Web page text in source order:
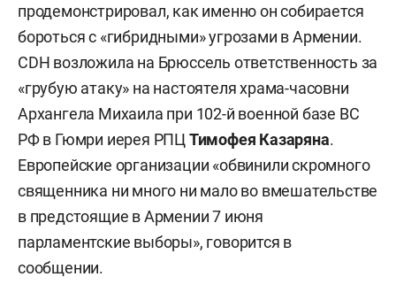
продемонстрировал, как именно он собирается
бороться с «гибридными» угрозами в Армении.
CDH возложила на Брюссель ответственность за
«грубую атаку» на настоятеля храма-часовни
Архангела Михаила при 102-й военной базе ВС
РФ в Гюмри иерея РПЦТимофея Казаряна.
Европейские организации «обвинили скромного
священника ни много ни мало во вмешательстве
в предстоящие в Армении 7 июня
парламентские выборы», говорится в
сообщении.